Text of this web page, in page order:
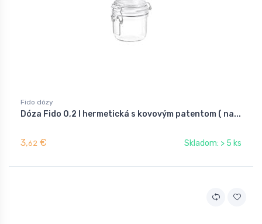
Fido dózy
Dóza Fido 0,2 l hermetická s kovovým patentom ( na...
3,62 € Skladom: > 5 ks